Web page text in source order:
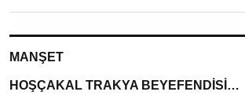
MANŞET
HOŞÇAKAL TRAKYA BEYEFENDİSİ…